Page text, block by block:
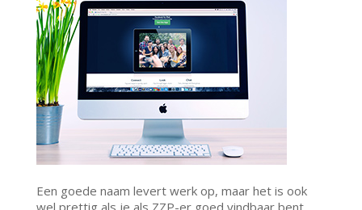
Een goede naam levert werk op, maar het is ook
wel prettig als je als ZZP-er goed vindbaar bent